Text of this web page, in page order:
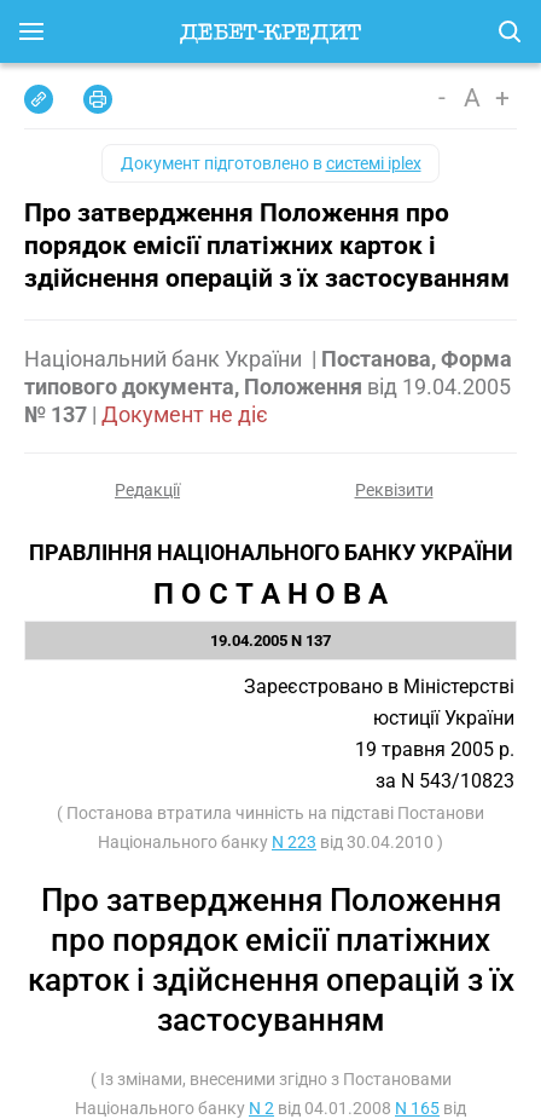
- A +
Документ підготовлено всистемі iplex
Про затвердження Положення про
порядок емісії платіжних карток і
здійснення операцій з їх застосуванням
Національний банк України | Постанова, Форма
типового документа, Положення від 19.04.2005
№ 137 | Документ не діє
Редакції Реквізити
ПРАВЛІННЯ НАЦІОНАЛЬНОГО БАНКУ УКРАЇНИ
П О С Т А Н О В А
19.04.2005 N 137
Зареєстровано в Міністерстві
юстиції України
19 травня 2005 р.
за N 543/10823
( Постанова втратила чинність на підставі Постанови
Національного банку N 223 від 30.04.2010 )
Про затвердження Положення
про порядок емісії платіжних
карток і здійснення операцій з їх
застосуванням
( Із змінами, внесеними згідно з Постановами
Національного банку N 2 від 04.01.2008 N 165 від